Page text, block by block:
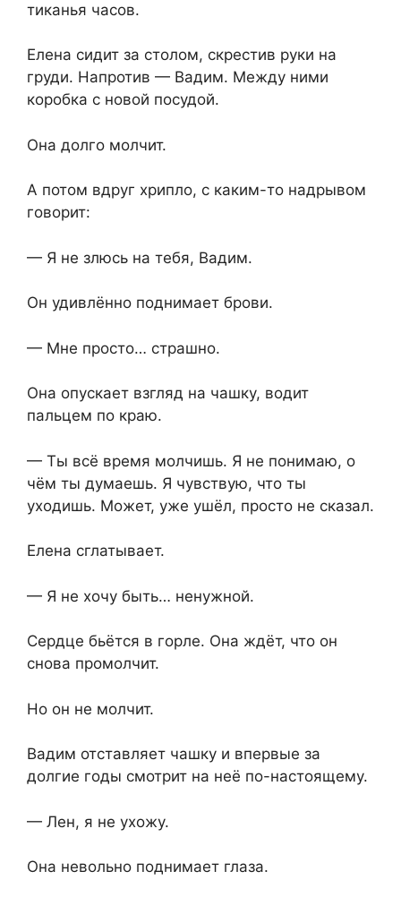
тиканья часов.
Елена сидит за столом, скрестив руки на
груди. Напротив — Вадим. Между ними
коробка с новой посудой.
Она долго молчит.
А потом вдруг хрипло, с каким-то надрывом
говорит:
— Я не злюсь на тебя, Вадим.
Он удивлённо поднимает брови.
— Мне просто… страшно.
Она опускает взгляд на чашку, водит
пальцем по краю.
— Ты всё время молчишь. Я не понимаю, о
чём ты думаешь. Я чувствую, что ты
уходишь. Может, уже ушёл, просто не сказал.
Елена сглатывает.
— Я не хочу быть… ненужной.
Сердце бьётся в горле. Она ждёт, что он
снова промолчит.
Но он не молчит.
Вадим отставляет чашку и впервые за
долгие годы смотрит на неё по-настоящему.
— Лен, я не ухожу.
Она невольно поднимает глаза.